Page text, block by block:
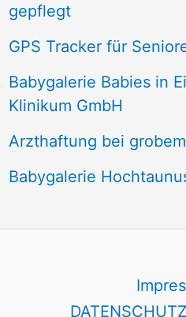
gepflegt
GPS Tracker für
Babygalerie Babies in
Klinikum GmbH
Arzthaftung bei
Babygalerie